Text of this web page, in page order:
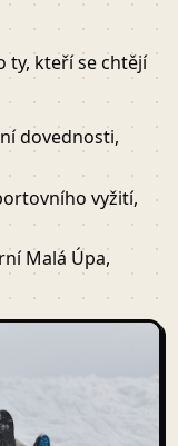
ty, kteří se chtějí
dovednosti,
vyžití,
Malá Úpa,